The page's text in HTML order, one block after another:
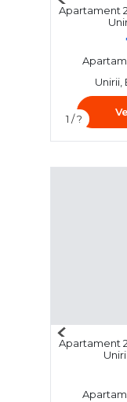
1 / ?
Next
Apartament
Unirii,
Apartament